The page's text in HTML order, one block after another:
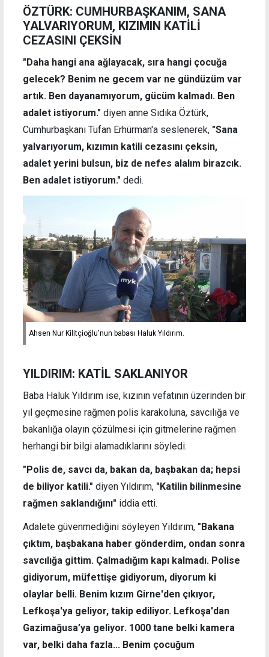
ÖZTÜRK: CUMHURBAŞKANIM, SANA
YALVARIYORUM, KIZIMIN KATİLİ
CEZASINI ÇEKSİN
"Daha hangi ana ağlayacak, sıra hangi çocuğa
gelecek? Benim ne gecem var ne gündüzüm var
artık. Ben dayanamıyorum, gücüm kalmadı. Ben
adalet istiyorum." diyen anne Sıdıka Öztürk,
Cumhurbaşkanı Tufan Erhürman'a seslenerek, "Sana
yalvarıyorum, kızımın katili cezasını çeksin,
adalet yerini bulsun, biz de nefes alalım birazcık.
Ben adalet istiyorum." dedi.
Ahsen Nur Kilitçioğlu'nun babası Haluk Yıldırım.
YILDIRIM: KATİL SAKLANIYOR
Baba Haluk Yıldırım ise, kızının vefatının üzerinden bir
yıl geçmesine rağmen polis karakoluna, savcılığa ve
bakanlığa olayın çözülmesi için gitmelerine rağmen
herhangi bir bilgi alamadıklarını söyledi.
"Polis de, savcı da, bakan da, başbakan da; hepsi
de biliyor katili." diyen Yıldırım, "Katilin bilinmesine
rağmen saklandığını" iddia etti.
Adalete güvenmediğini söyleyen Yıldırım, "Bakana
çıktım, başbakana haber gönderdim, ondan sonra
savcılığa gittim. Çalmadığım kapı kalmadı. Polise
gidiyorum, müfettişe gidiyorum, diyorum ki
olaylar belli. Benim kızım Girne'den çıkıyor,
Lefkoşa'ya geliyor, takip ediliyor. Lefkoşa'dan
Gazimağusa’ya geliyor. 1000 tane belki kamera
var, belki daha fazla... Benim çocuğum